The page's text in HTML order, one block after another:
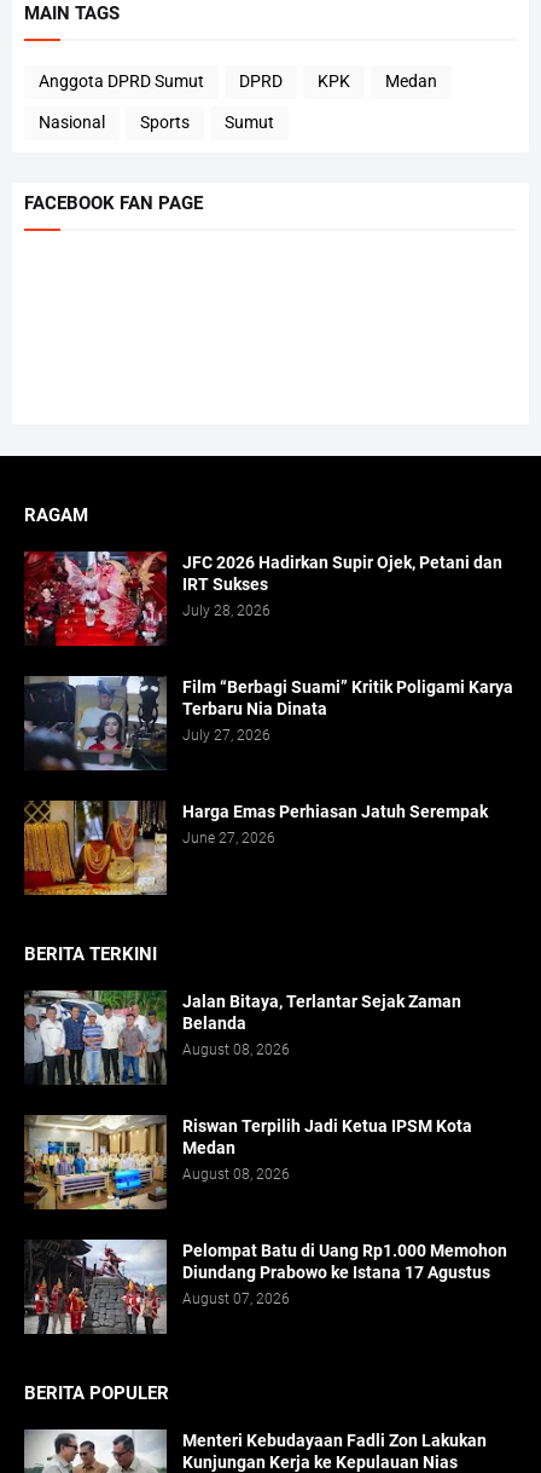
MAIN TAGS
Anggota DPRD Sumut DPRD KPK Medan
Nasional Sports Sumut
FACEBOOK FAN PAGE
RAGAM
JFC 2026 Hadirkan Supir Ojek, Petani dan
IRT Sukses
July 28, 2026
Film “Berbagi Suami” Kritik Poligami Karya
Terbaru Nia Dinata
July 27, 2026
Harga Emas Perhiasan Jatuh Serempak
June 27, 2026
BERITA TERKINI
Jalan Bitaya, Terlantar Sejak Zaman
Belanda
August 08, 2026
Riswan Terpilih Jadi Ketua IPSM Kota
Medan
August 08, 2026
Pelompat Batu di Uang Rp1.000 Memohon
Diundang Prabowo ke Istana 17 Agustus
August 07, 2026
BERITA POPULER
Menteri Kebudayaan Fadli Zon Lakukan
Kunjungan Kerja ke Kepulauan Nias